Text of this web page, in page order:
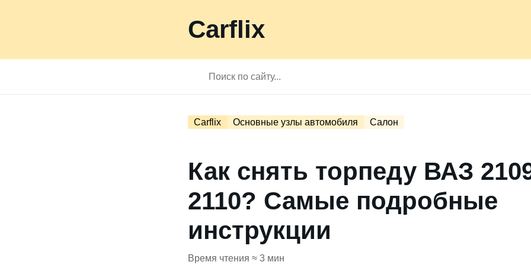
Carflix
Carflix Основные узлы автомобиля Салон
Как снять торпеду ВАЗ
2110? Самые подробные
инструкции
Время чтения ≈ 3 мин